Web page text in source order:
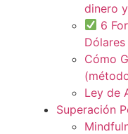
dinero
6
Dólares
Cómo
Ley de
Superación